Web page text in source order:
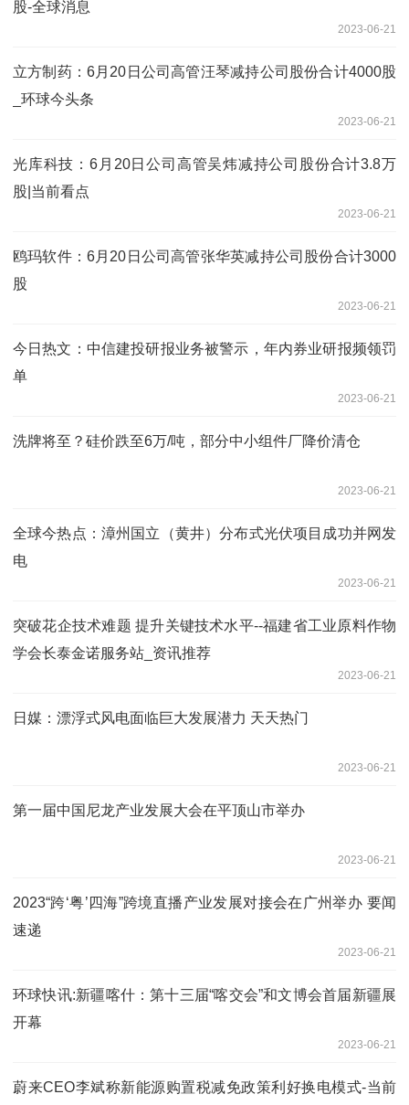
股-全球消息
2023-06-21
立方制药：6月20日公司高管汪琴减持公司股份合计4000股
_环球今头条
2023-06-21
光库科技：6月20日公司高管吴炜减持公司股份合计3.8万
股|当前看点
2023-06-21
鸥玛软件：6月20日公司高管张华英减持公司股份合计3000
股
2023-06-21
今日热文：中信建投研报业务被警示，年内券业研报频领罚
单
2023-06-21
洗牌将至？硅价跌至6万/吨，部分中小组件厂降价清仓
2023-06-21
全球今热点：漳州国立（黄井）分布式光伏项目成功并网发
电
2023-06-21
突破花企技术难题 提升关键技术水平--福建省工业原料作物
学会长泰金诺服务站_资讯推荐
2023-06-21
日媒：漂浮式风电面临巨大发展潜力 天天热门
2023-06-21
第一届中国尼龙产业发展大会在平顶山市举办
2023-06-21
2023“跨‘粤’四海”跨境直播产业发展对接会在广州举办 要闻
速递
2023-06-21
环球快讯:新疆喀什：第十三届“喀交会”和文博会首届新疆展
开幕
2023-06-21
蔚来CEO李斌称新能源购置税减免政策利好换电模式-当前